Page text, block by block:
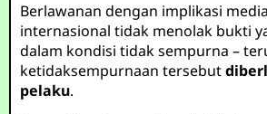
Berlawanan dengan implikasi
internasional tidak menolak bukti
dalam kondisi tidak sempurna –
ketidaksempurnaan tersebut
pelaku.